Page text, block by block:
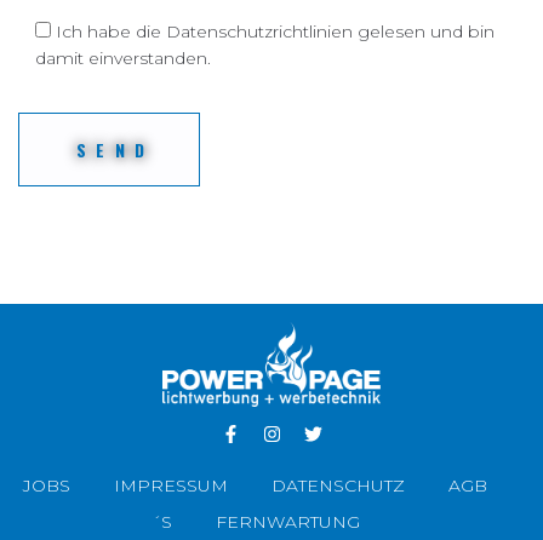
Ich habe die Datenschutzrichtlinien gelesen und bin
damit einverstanden.
JOBS IMPRESSUM DATENSCHUTZ
AGB
´S
FERNWARTUNG